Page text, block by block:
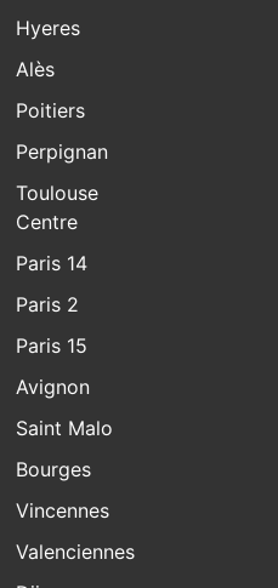
Hyeres
Alès
Poitiers
Perpignan
Toulouse
Centre
Paris 14
Paris 2
Paris 15
Avignon
Saint Malo
Bourges
Vincennes
Valenciennes